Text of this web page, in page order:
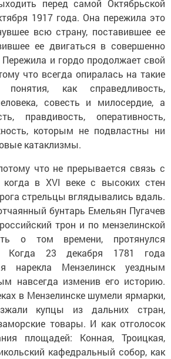
перед самой Октябрьской
1917 года. Она пережила это
всю страну, поставившее ее
ее двигаться в совершенно
и гордо продолжает свой
что всегда опиралась на такие
понятия, как справедливость,
совесть и милосердие, а
правдивость, оперативность,
которым не подвластны ни
катаклизмы.
что не прерывается связь с
в XVI веке с высоких стен
стрельцы вглядывались вдаль.
бунтарь Емельян Пугачев
трон и по мензелинской
о том времени, протянулся
Когда 23 декабря 1781 года
нарекла Мензелинск уездным
навсегда изменив его историю.
в Мензелинске шумели ярмарки,
купцы из дальних стран,
товары. И как отголосок
площадей: Конная, Троицкая,
кафедральный собор, как